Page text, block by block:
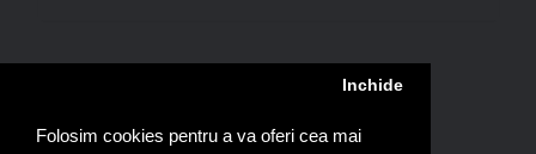
Folosim cookies pentru a va oferi cea mai
Inchide